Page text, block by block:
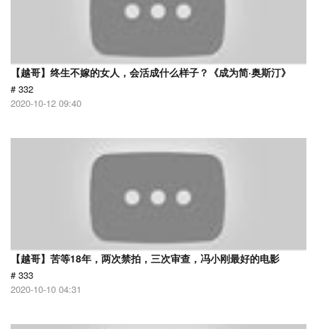
【越哥】终生不嫁的女人，会活成什么样子？《成为简·奥斯汀》
# 332
2020-10-12 09:40
【越哥】苦等18年，两次禁拍，三次审查，冯小刚最好的电影
# 333
2020-10-10 04:31